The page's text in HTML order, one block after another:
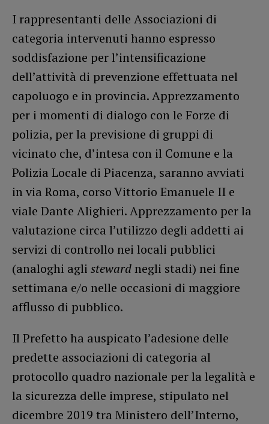
I rappresentanti delle Associazioni di
categoria intervenuti hanno espresso
soddisfazione per l’intensificazione
dell’attività di prevenzione effettuata nel
capoluogo e in provincia. Apprezzamento
per i momenti di dialogo con le Forze di
polizia, per la previsione di gruppi di
vicinato che, d’intesa con il Comune e la
Polizia Locale di Piacenza, saranno avviati
in via Roma, corso Vittorio Emanuele II e
viale Dante Alighieri. Apprezzamento per la
valutazione circa l’utilizzo degli addetti ai
servizi di controllo nei locali pubblici
(analoghi agli steward negli stadi) nei fine
settimana e/o nelle occasioni di maggiore
afflusso di pubblico.
Il Prefetto ha auspicato l’adesione delle
predette associazioni di categoria al
protocollo quadro nazionale per la legalità e
la sicurezza delle imprese, stipulato nel
dicembre 2019 tra Ministero dell’Interno,